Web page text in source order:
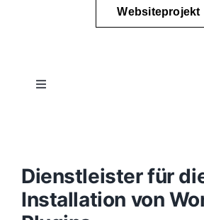
Websiteprojekt
Toggle
Konzept
Design
Dienstleister für
Installation von